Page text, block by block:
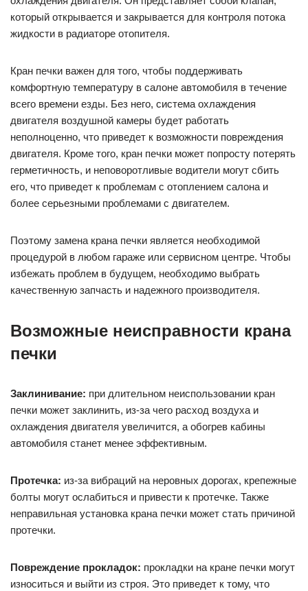
который открывается и закрывается для контроля потока
жидкости в радиаторе отопителя.
Кран печки важен для того, чтобы поддерживать
комфортную температуру в салоне автомобиля в течение
всего времени езды. Без него, система охлаждения
двигателя воздушной камеры будет работать
неполноценно, что приведет к возможности повреждения
двигателя. Кроме того, кран печки может попросту потерять
герметичность, и неповоротливые водители могут сбить
его, что приведет к проблемам с отоплением салона и
более серьезными проблемами с двигателем.
Поэтому замена крана печки является необходимой
процедурой в любом гараже или сервисном центре. Чтобы
избежать проблем в будущем, необходимо выбрать
качественную запчасть и надежного производителя.
Возможные неисправности крана
печки
Заклинивание: при длительном неиспользовании кран
печки может заклинить, из-за чего расход воздуха и
охлаждения двигателя увеличится, а обогрев кабины
автомобиля станет менее эффективным.
Протечка: из-за вибраций на неровных дорогах, крепежные
болты могут ослабиться и привести к протечке. Также
неправильная установка крана печки может стать причиной
протечки.
Повреждение прокладок: прокладки на кране печки могут
износиться и выйти из строя. Это приведет к тому, что